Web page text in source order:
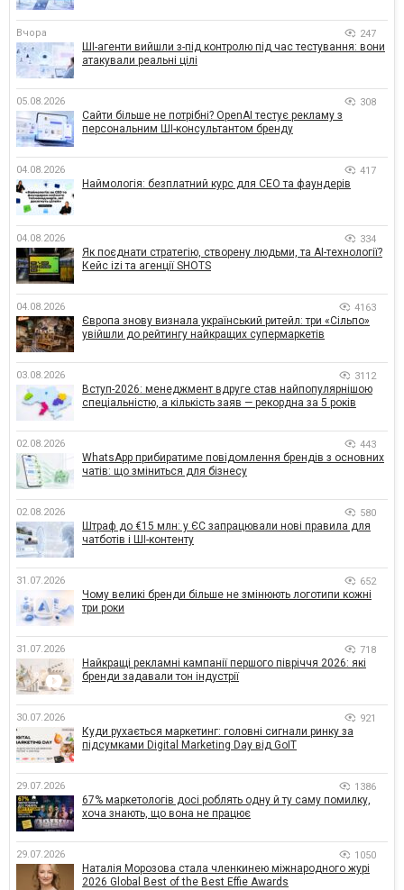
Вчора 247
ШІ-агенти вийшли з-під контролю під час тестування: вони
атакували реальні цілі
05.08.2026 308
Сайти більше не потрібні? OpenAI тестує рекламу з
персональним ШІ-консультантом бренду
04.08.2026 417
Наймологія: безплатний курс для CEO та фаундерів
04.08.2026 334
Як поєднати стратегію, створену людьми, та AI-технології?
Кейс izi та агенції SHOTS
04.08.2026 4163
Європа знову визнала український ритейл: три «Сільпо»
увійшли до рейтингу найкращих супермаркетів
03.08.2026 3112
Вступ-2026: менеджмент вдруге став найпопулярнішою
спеціальністю, а кількість заяв — рекордна за 5 років
02.08.2026 443
WhatsApp прибиратиме повідомлення брендів з основних
чатів: що зміниться для бізнесу
02.08.2026 580
Штраф до €15 млн: у ЄС запрацювали нові правила для
чатботів і ШІ-контенту
31.07.2026 652
Чому великі бренди більше не змінюють логотипи кожні
три роки
31.07.2026 718
Найкращі рекламні кампанії першого півріччя 2026: які
бренди задавали тон індустрії
30.07.2026 921
Куди рухається маркетинг: головні сигнали ринку за
підсумками Digital Marketing Day від GoIT
29.07.2026 1386
67% маркетологів досі роблять одну й ту саму помилку,
хоча знають, що вона не працює
29.07.2026 1050
Наталія Морозова стала членкинею міжнародного журі
2026 Global Best of the Best Effie Awards